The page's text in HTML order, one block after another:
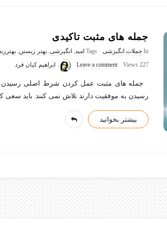
جمله های مثبت تاکیدی
In جملات انگیزشی Tags امید, انگیزشی, بهتر زیستن,
227 Views
Leave a comment ابراهیم کیان فرد
جمله های مثبت عمل کردن شرط اصلی رسیدن
رسیدن به موفقیت دارند تلاش نمی کنند. باید سعی
بیشتر بخوانید